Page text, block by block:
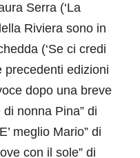
Serra (‘La
Riviera sono in
(‘Se ci credi
precedenti edizioni
dopo una breve
nonna Pina” di
meglio Mario” di
con il sole” di